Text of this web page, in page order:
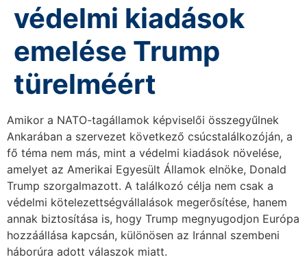
védelmi kiadások
emelése Trump
türelméért
Amikor a NATO-tagállamok képviselői összegyűlnek
Ankarában a szervezet következő csúcstalálkozóján, a
fő téma nem más, mint a védelmi kiadások növelése,
amelyet az Amerikai Egyesült Államok elnöke, Donald
Trump szorgalmazott. A találkozó célja nem csak a
védelmi kötelezettségvállalások megerősítése, hanem
annak biztosítása is, hogy Trump megnyugodjon Európa
hozzáállása kapcsán, különösen az Iránnal szembeni
háborúra adott válaszok miatt.